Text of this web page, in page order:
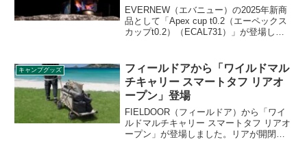
EVERNEW（エバニュー）の2025年新商
品として「Apex cup t0.2（エーペックス
カップt0.2）（ECAL731）」が登場しま
タンをカップです。容量300mlで、重量は
わずか29gに抑えられています。詳細をレ
ビューします。
キャンプグッズ
フィールドアから「ワイルドマル
チキャリー スマートタフ リアオ
ープン」登場
FIELDOOR（フィールドア）から「ワイ
ルドマルチキャリー スマートタフ リアオ
ープン」が登場しました。リアが開閉式